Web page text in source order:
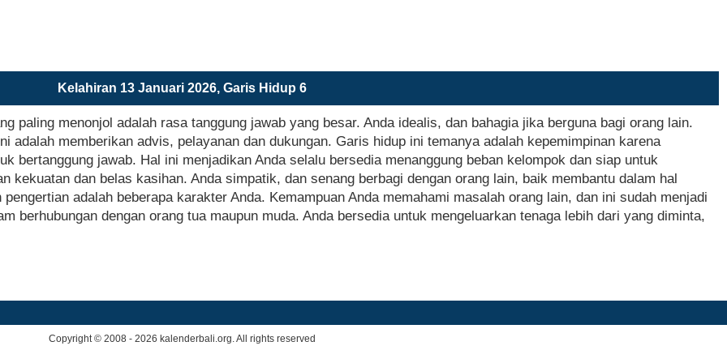
Kelahiran 13 Januari 2026, Garis Hidup 6
paling menonjol adalah rasa tanggung jawab yang besar. Anda idealis, dan bahagia jika berguna bagi orang lain.
adalah memberikan advis, pelayanan dan dukungan. Garis hidup ini temanya adalah kepemimpinan karena
bertanggung jawab. Hal ini menjadikan Anda selalu bersedia menanggung beban kelompok dan siap untuk
kekuatan dan belas kasihan. Anda simpatik, dan senang berbagi dengan orang lain, baik membantu dalam hal
adalah beberapa karakter Anda. Kemampuan Anda memahami masalah orang lain, dan ini sudah menjadi
berhubungan dengan orang tua maupun muda. Anda bersedia untuk mengeluarkan tenaga lebih dari yang diminta,
Copyright © 2008 - 2026 kalenderbali.org. All rights reserved